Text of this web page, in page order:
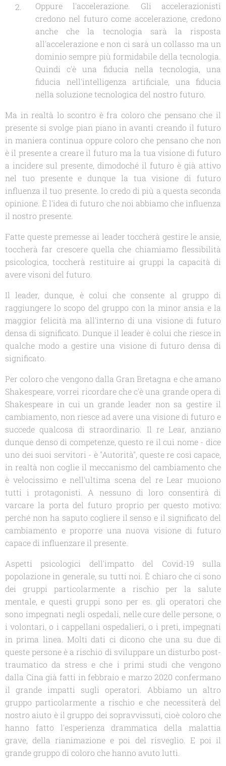
Oppure l'accelerazione. Gli accelerazionisti
credono nel futuro come accelerazione, credono
anche che la tecnologia sarà la risposta
all'accelerazione e non ci sarà un collasso ma un
dominio sempre più formidabile della tecnologia.
Quindi c'è una fiducia nella tecnologia, una
fiducia nell'intelligenza artificiale, una fiducia
nella soluzione tecnologica del nostro futuro.
Ma in realtà lo scontro è fra coloro che pensano che il
presente si svolge pian piano in avanti creando il futuro
in maniera continua oppure coloro che pensano che non
è il presente a creare il futuro ma la tua visione di futuro
a incidere sul presente, dimodoché il futuro è già attivo
nel tuo presente e dunque la tua visione di futuro
influenza il tuo presente. Io credo di più a questa seconda
opinione. È l'idea di futuro che noi abbiamo che influenza
il nostro presente.
Fatte queste premesse ai leader toccherà gestire le ansie,
toccherà far crescere quella che chiamiamo flessibilità
psicologica, toccherà restituire ai gruppi la capacità di
avere visoni del futuro.
Il leader, dunque, è colui che consente al gruppo di
raggiungere lo scopo del gruppo con la minor ansia e la
maggior felicità ma all'interno di una visione di futuro
densa di significato. Dunque il leader è colui che riesce in
qualche modo a gestire una visione di futuro densa di
significato.
Per coloro che vengono dalla Gran Bretagna e che amano
Shakespeare, vorrei ricordare che c'è una grande opera di
Shakespeare in cui un grande leader non sa gestire il
cambiamento, non riesce ad avere una visione di futuro e
succede qualcosa di straordinario. Il re Lear, anziano
dunque denso di competenze, questo re il cui nome - dice
uno dei suoi servitori - è "Autorità", queste re così capace,
in realtà non coglie il meccanismo del cambiamento che
è velocissimo e nell'ultima scena del re Lear muoiono
tutti i protagonisti. A nessuno di loro consentirà di
varcare la porta del futuro proprio per questo motivo:
perché non ha saputo cogliere il senso e il significato del
cambiamento e proporre una nuova visione di futuro
capace di influenzare il presente.
Aspetti psicologici dell'impatto del Covid-19 sulla
popolazione in generale, su tutti noi. È chiaro che ci sono
dei gruppi particolarmente a rischio per la salute
mentale, e questi gruppi sono per es. gli operatori che
sono impegnati negli ospedali, nelle cure delle persone, o
i volontari, o i cappellani ospedalieri, o i preti, impegnati
in prima linea. Molti dati ci dicono che una su due di
queste persone è a rischio di sviluppare un disturbo post-
traumatico da stress e che i primi studi che vengono
dalla Cina già fatti in febbraio e marzo 2020 confermano
il grande impatti sugli operatori. Abbiamo un altro
gruppo particolarmente a rischio e che necessiterà del
nostro aiuto è il gruppo dei sopravvissuti, cioè coloro che
hanno fatto l'esperienza drammatica della malattia
grave, della rianimazione e poi del risveglio. E poi il
grande gruppo di coloro che hanno avuto lutti.